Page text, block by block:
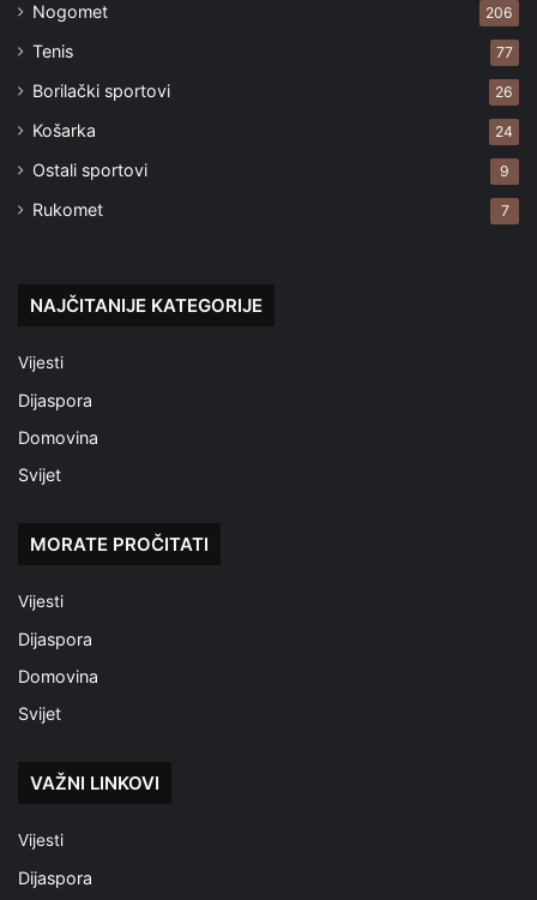
Nogomet 206
Tenis 77
Borilački sportovi 26
Košarka 24
Ostali sportovi 9
Rukomet 7
NAJČITANIJE KATEGORIJE
Vijesti
Dijaspora
Domovina
Svijet
MORATE PROČITATI
Vijesti
Dijaspora
Domovina
Svijet
VAŽNI LINKOVI
Vijesti
Dijaspora